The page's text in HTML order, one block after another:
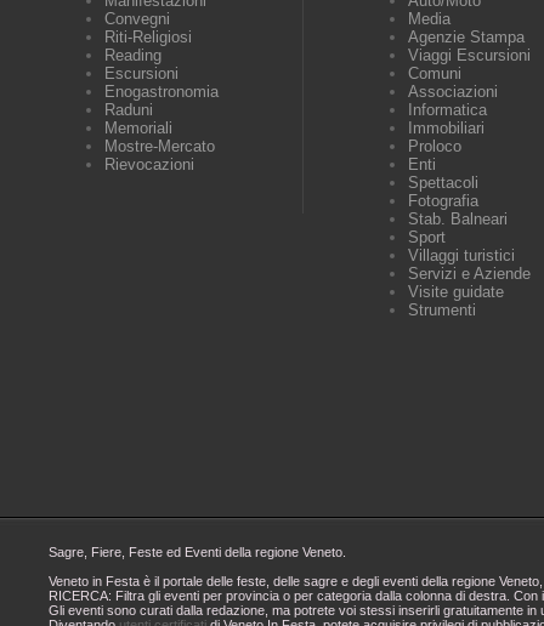
Convegni
Riti-Religiosi
Reading
Escursioni
Enogastronomia
Raduni
Memoriali
Mostre-Mercato
Rievocazioni
Media
Agenzie Stampa
Viaggi Escursioni
Comuni
Associazioni
Informatica
Immobiliari
Proloco
Enti
Spettacoli
Fotografia
Stab. Balneari
Sport
Villaggi turistici
Servizi e Aziende
Visite guidate
Strumenti
Sagre, Fiere, Feste ed Eventi della regione Veneto.
Veneto in Festa è il portale delle feste, delle sagre e degli eventi della regione
RICERCA: Filtra gli eventi per provincia o per categoria dalla colonna di destra.
Gli eventi sono curati dalla redazione, ma potrete voi stessi inserirli gratuitamente